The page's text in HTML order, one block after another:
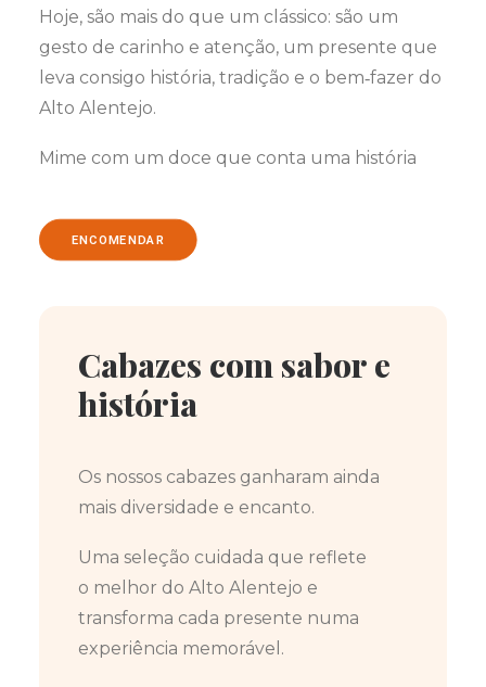
Hoje, são mais do que um clássico: são um
gesto de carinho e atenção, um presente que
leva consigo história, tradição e o bem‑fazer do
Alto Alentejo.
Mime com um doce que conta uma história
ENCOMENDAR
Cabazes com sabor e
história
Os nossos cabazes ganharam ainda
mais diversidade e encanto.
Uma seleção cuidada que reflete
o melhor do Alto Alentejo e
transforma cada presente numa
experiência memorável.